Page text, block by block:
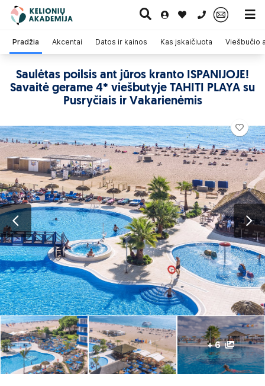
0 700 11007
Paskutinė
Pažintinės
kelionės
Egzotinės
kelionės
Kruizai
Saulėtas poilsis ant jūros kranto ISPANIJOJE!
Savaitė gerame 4* viešbutyje TAHITI PLAYA su
Pusryčiais ir Vakarienėmis
Pradžia Akcentai Datos ir kainos Kas įskaičiuota Viešbučio
+ 6